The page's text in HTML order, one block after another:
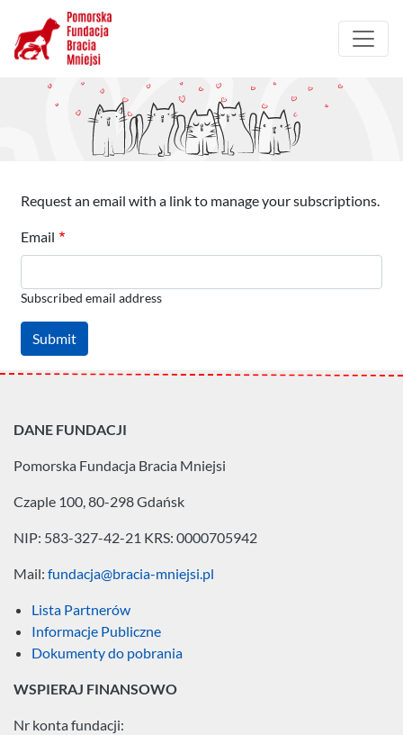
treści
Request an email with a link to manage your subscriptions.
Email
Subscribed email address
DANE FUNDACJI
Pomorska Fundacja Bracia Mniejsi
Czaple 100, 80-298 Gdańsk
NIP: 583-327-42-21 KRS: 0000705942
Mail: fundacja@bracia-mniejsi.pl
Lista Partnerów
Informacje Publiczne
Dokumenty do pobrania
WSPIERAJ FINANSOWO
Nr konta fundacji: